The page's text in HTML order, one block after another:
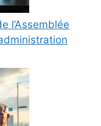
l’Assemblée